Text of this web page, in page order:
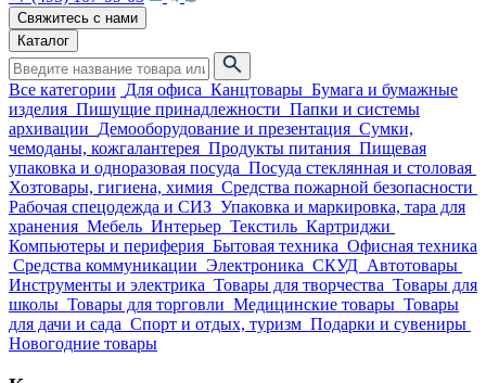
Свяжитесь с нами
Каталог
Все категории Для офиса Канцтовары Бумага и бумажные
изделия Пишущие принадлежности Папки и системы
архивации Демооборудование и презентация Сумки,
чемоданы, кожгалантерея Продукты питания Пищевая
упаковка и одноразовая посуда Посуда стеклянная и столовая
Хозтовары, гигиена, химия Средства пожарной безопасности
Рабочая спецодежда и СИЗ Упаковка и маркировка, тара для
хранения Мебель Интерьер Текстиль Картриджи
Компьютеры и периферия Бытовая техника Офисная техника
Средства коммуникации Электроника СКУД Автотовары
Инструменты и электрика Товары для творчества Товары для
школы Товары для торговли Медицинские товары Товары
для дачи и сада Спорт и отдых, туризм Подарки и сувениры
Новогодние товары